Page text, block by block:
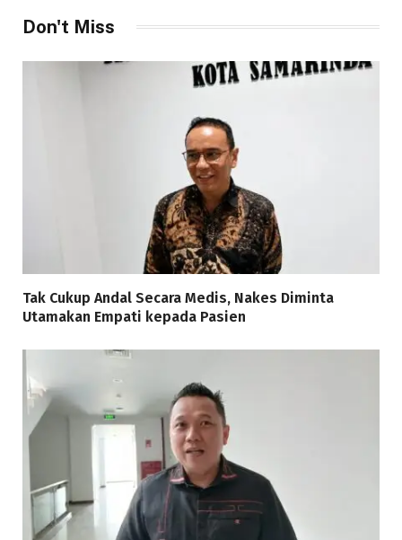
Don't Miss
Tak Cukup Andal Secara Medis, Nakes Diminta
Utamakan Empati kepada Pasien